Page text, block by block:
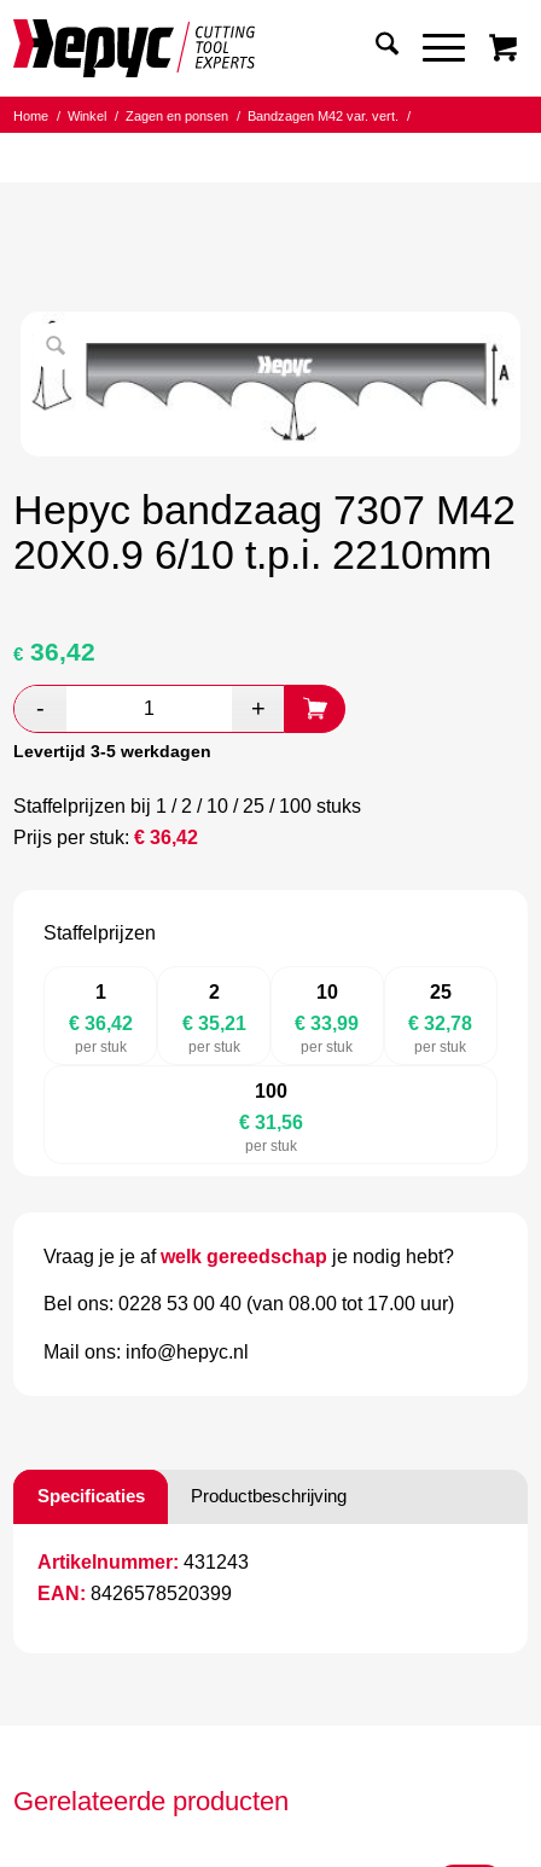
Home / Winkel / Zagen en ponsen / Bandzagen M42 var. vert.
/
Hepyc bandzaag 7307 M42
20X0.9 6/10 t.p.i. 2210mm
Oorspronkelijke
was:
€ 60,70.
€ 36,42
€ 35,21.
Levertijd 3-5 werkdagen
Staffelprijzen bij 1 / 2 / 10 / 25 / 100 stuks
Prijs per stuk:€36,42
Staffelprijzen
1
€ 36,42
per stuk
2
€ 35,21
per stuk
10
€ 33,99
per stuk
25
€ 32,78
per stuk
100
€ 31,56
per stuk
Vraag je je afwelk gereedschap je nodig hebt?
Bel ons: 0228 53 00 40 (van 08.00 tot 17.00 uur)
Mail ons: info@hepyc.nl
Specificaties Productbeschrijving
Artikelnummer: 431243
EAN: 8426578520399
Gerelateerde producten